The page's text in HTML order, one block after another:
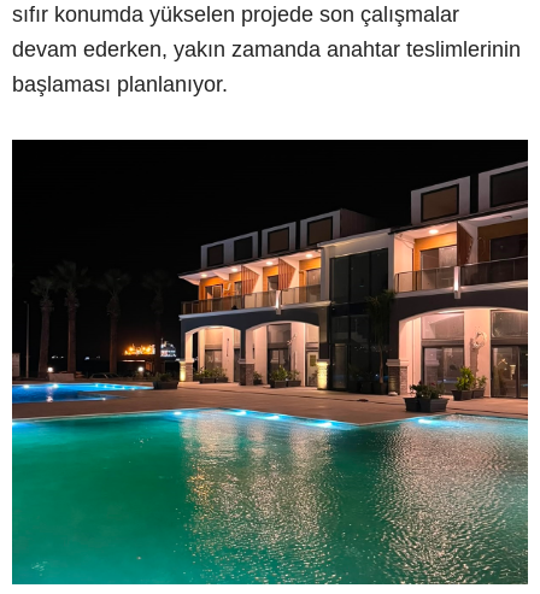
sıfır konumda yükselen projede son çalışmalar
devam ederken, yakın zamanda anahtar teslimlerinin
başlaması planlanıyor.